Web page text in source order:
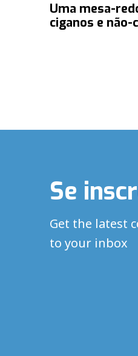
Uma mesa-
ciganos e não-
Se
Get the latest
to your inbox